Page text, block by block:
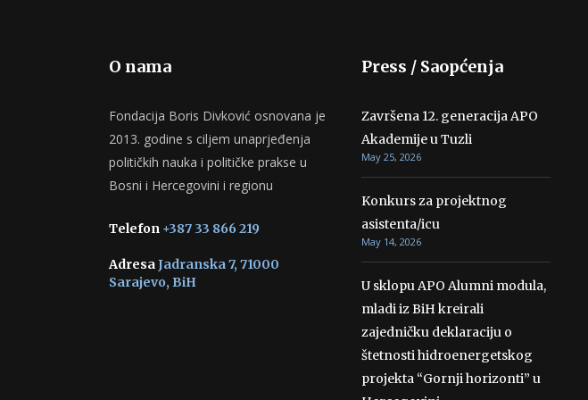
O nama
Fondacija Boris Divković osnovana je
2013. godine s ciljem unaprjeđenja
političkih nauka i političke prakse u
Bosni i Hercegovini i regionu
Telefon +387 33 866 219
AdresaJadranska 7, 71000
Sarajevo, BiH
Press / Saopćenja
Završena 12. generacija APO
Akademije u Tuzli
May 25, 2026
Konkurs za projektnog
asistenta/icu
May 14, 2026
U sklopu APO Alumni modula,
mladi iz BiH kreirali
zajedničku deklaraciju o
štetnosti hidroenergetskog
projekta “Gornji horizonti” u